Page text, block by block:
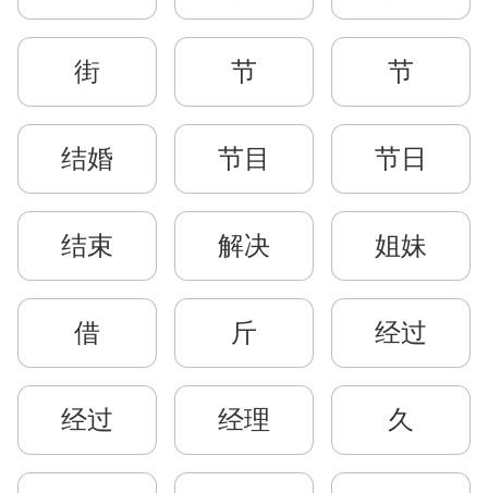
街 节 节
结婚 节目 节日
结束 解决 姐妹
借 斤 经过
经过 经理 久